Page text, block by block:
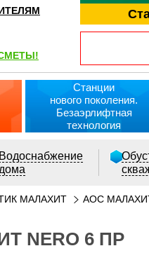
Станции
нового поколения.
Безаэрлифтная
технология
дома
МАЛАХИТ АОС
NERO 6 ПР